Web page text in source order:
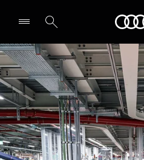
Select dealer